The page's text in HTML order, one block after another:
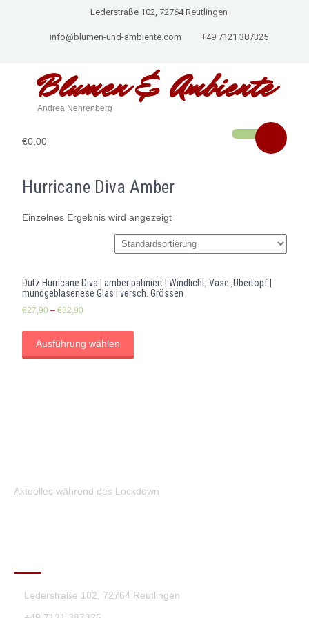
Lederstraße 102, 72764 Reutlingen
info@blumen-und-ambiente.com +49 7121 387325
Blumen & Ambiente
Andrea Nehrenberg
€0,00
Hurricane Diva Amber
Einzelnes Ergebnis wird angezeigt
Dutz Hurricane Diva | amber patiniert | Windlicht, Vase ,Übertopf |
mundgeblasenese Glas | versch. Grössen
€27,90 – €32,90
Ausführung wählen
Aktuelles während des Lockdown
Lederstraße 102, 72764 Reutlingen